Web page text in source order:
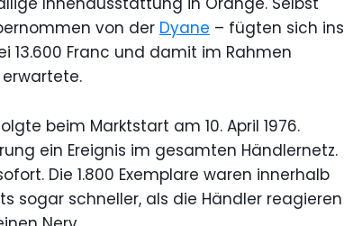
von der Dyane – fügten sich ins
13.600 Franc und damit im Rahmen
beim Marktstart am 10. April 1976.
ein Ereignis im gesamten Händlernetz.
Die 1.800 Exemplare waren innerhalb
sogar schneller, als die Händler reagieren